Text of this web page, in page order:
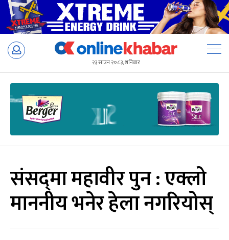
Skip
२३ साउन २०८३, शनिबार
संसद्‍मा महावीर पुन : एक्लो
माननीय भनेर हेला नगरियोस्